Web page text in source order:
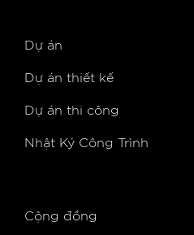
Dự án
Dự án thiết kế
Dự án thi công
Nhật Ký Công Trình
Cộng đồng